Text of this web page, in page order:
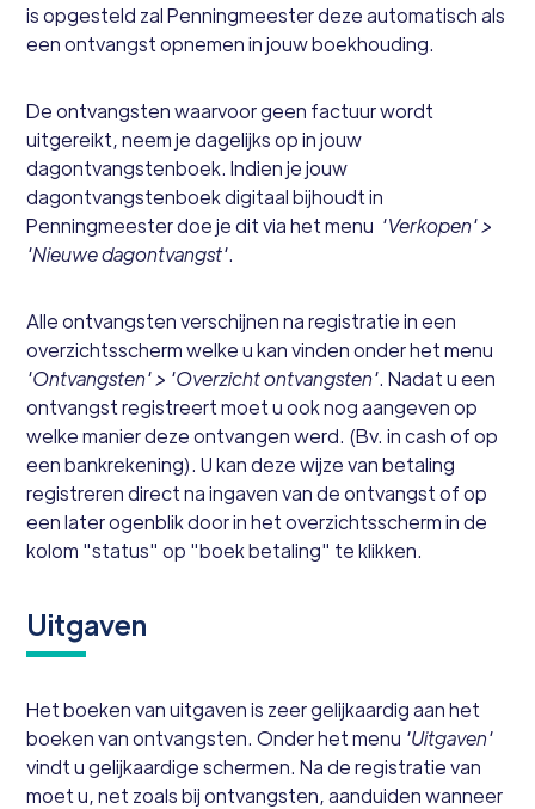
is opgesteld zal Penningmeester deze automatisch als
een ontvangst opnemen in jouw boekhouding.
De ontvangsten waarvoor geen factuur wordt
uitgereikt, neem je dagelijks op in jouw
dagontvangstenboek. Indien je jouw
dagontvangstenboek digitaal bijhoudt in
Penningmeester doe je dit via het menu 'Verkopen' >
'Nieuwe dagontvangst'.
Alle ontvangsten verschijnen na registratie in een
overzichtsscherm welke u kan vinden onder het menu
'Ontvangsten' > 'Overzicht ontvangsten'. Nadat u een
ontvangst registreert moet u ook nog aangeven op
welke manier deze ontvangen werd. (Bv. in cash of op
een bankrekening). U kan deze wijze van betaling
registreren direct na ingaven van de ontvangst of op
een later ogenblik door in het overzichtsscherm in de
kolom "status" op "boek betaling" te klikken.
Uitgaven
Het boeken van uitgaven is zeer gelijkaardig aan het
boeken van ontvangsten. Onder het menu 'Uitgaven'
vindt u gelijkaardige schermen. Na de registratie van
moet u, net zoals bij ontvangsten, aanduiden wanneer